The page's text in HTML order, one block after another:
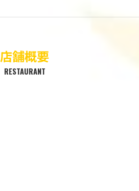
店舗概要
RESTAURANT